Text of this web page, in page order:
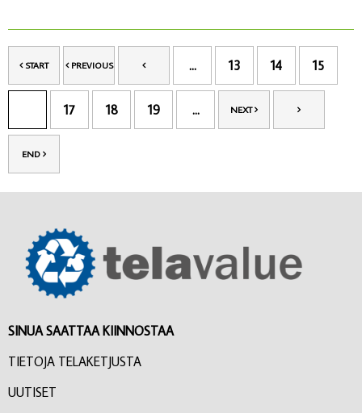
START PREVIOUS … 13 14 15
17 18 19 … NEXT
END
SINUA SAATTAA KIINNOSTAA
TIETOJA TELAKETJUSTA
UUTISET